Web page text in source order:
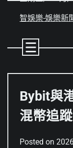
智娛樂-娛樂新
Bybit與
混幣追
Posted on